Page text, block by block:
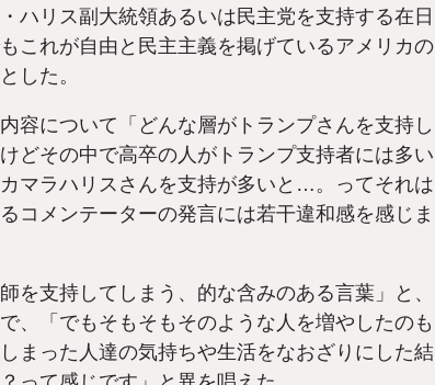
ハリス副大統領あるいは民主党を支持する在日
これが自由と民主主義を掲げているアメリカの
した。
容について「どんな層がトランプさんを支持し
どその中で高卒の人がトランプ支持者には多い
マラハリスさんを支持が多いと…。ってそれは
コメンテーターの発言には若干違和感を感じま
を支持してしまう、的な含みのある言葉」と、
、「でもそもそもそのような人を増やしたのも
った人達の気持ちや生活をなおざりにした結